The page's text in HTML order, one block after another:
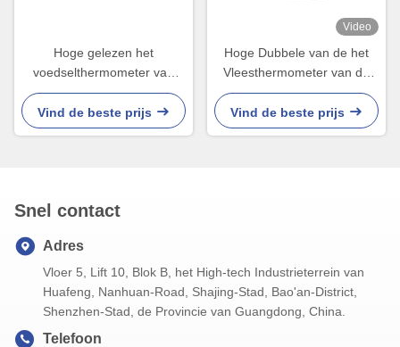
Hoge gelezen het
voedselthermometer van
Accurancy 2-4s moment
Digitale Keuken
Vind de beste prijs
Video
Hoge Dubbele van de het
Vleesthermometer van de
Temperaturenbarbecue
Multisonde 304 Roestvrij
staal LCD
Vind de beste prijs
Snel contact
Adres
Vloer 5, Lift 10, Blok B, het High-tech Industrieterrein van
Huafeng, Nanhuan-Road, Shajing-Stad, Bao'an-District,
Shenzhen-Stad, de Provincie van Guangdong, China.
Telefoon